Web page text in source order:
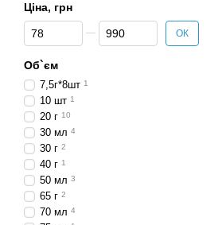
Ціна, грн
Від Ціна, грн
До Ціна, грн ОК
Об`єм
7,5г*8шт 1
10 шт 1
20 г 10
30 мл 4
30 г 2
40 г 1
50 мл 3
65 г 2
70 мл 4